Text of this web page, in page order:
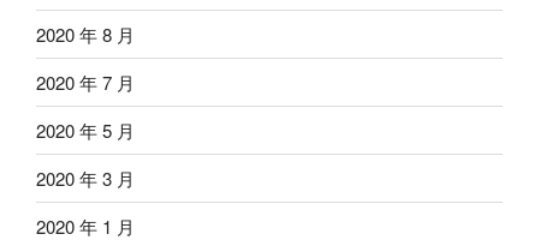
2020 年 8 月
2020 年 7 月
2020 年 5 月
2020 年 3 月
2020 年 1 月